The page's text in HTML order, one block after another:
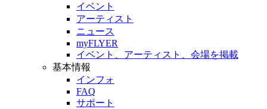
イベント
アーティスト
ニュース
myFLYER
イベント、アーティスト、会場を掲載
基本情報
インフォ
FAQ
サポート